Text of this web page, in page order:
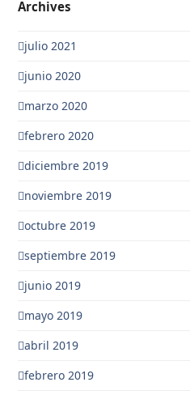
Archives
julio 2021
junio 2020
marzo 2020
febrero 2020
diciembre 2019
noviembre 2019
octubre 2019
septiembre 2019
junio 2019
mayo 2019
abril 2019
febrero 2019